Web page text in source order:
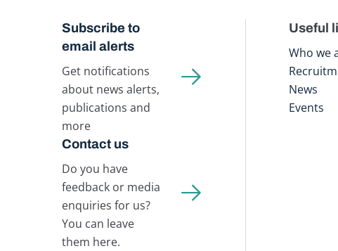
Subscribe to
email alerts
Get notifications
about news alerts,
publications and
more
Contact us
Do you have
feedback or media
enquiries for us?
You can leave
them here.
Useful
Who we
News
Events